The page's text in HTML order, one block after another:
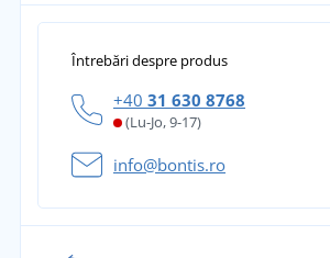
Întrebări despre produs
+40 31 630 8768
(Lu-Jo, 9-17)
info@bontis.ro